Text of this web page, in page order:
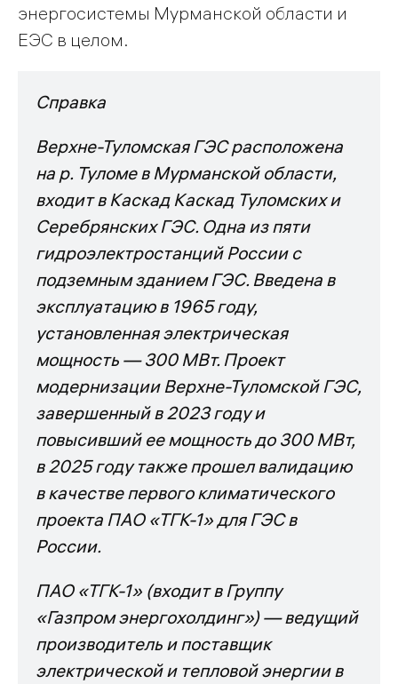
энергосистемы Мурманской области и
ЕЭС в целом.
Справка
Верхне-Туломская ГЭС расположена
на р. Туломе в Мурманской области,
входит в Каскад Каскад Туломских и
Серебрянских ГЭС. Одна из пяти
гидроэлектростанций России с
подземным зданием ГЭС. Введена в
эксплуатацию в 1965 году,
установленная электрическая
мощность — 300 МВт. Проект
модернизации Верхне-Туломской ГЭС,
завершенный в 2023 году и
повысивший ее мощность до 300 МВт,
в 2025 году также прошел валидацию
в качестве первого климатического
проекта ПАО «ТГК-1» для ГЭС в
России.
ПАО «ТГК-1» (входит в Группу
«Газпром энергохолдинг») — ведущий
производитель и поставщик
электрической и тепловой энергии в